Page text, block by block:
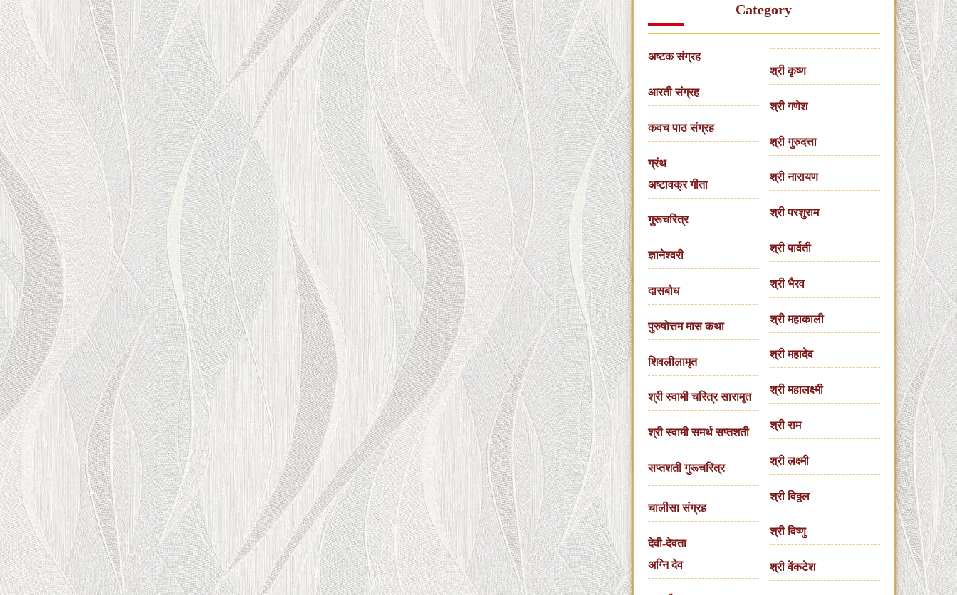
Category
अष्टक संग्रह
आरती संग्रह
कवच पाठ संग्रह
ग्रंथ
अष्टावक्र गीता
गुरूचरित्र
ज्ञानेश्वरी
दासबोध
पुरुषोत्तम मास कथा
शिवलीलामृत
श्री स्वामी चरित्र सारामृत
श्री स्वामी समर्थ सप्तशती
सप्तशती गुरूचरित्र
चालीसा संग्रह
देवी-देवता
अग्नि देव
श्री कृष्ण
श्री गणेश
श्री गुरुदत्ता
श्री नारायण
श्री परशुराम
श्री पार्वती
श्री भैरव
श्री महाकाली
श्री महादेव
श्री महालक्ष्मी
श्री राम
श्री लक्ष्मी
श्री विठ्ठल
श्री विष्णु
श्री वेंकटेश